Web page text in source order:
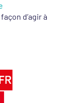
d’agir à